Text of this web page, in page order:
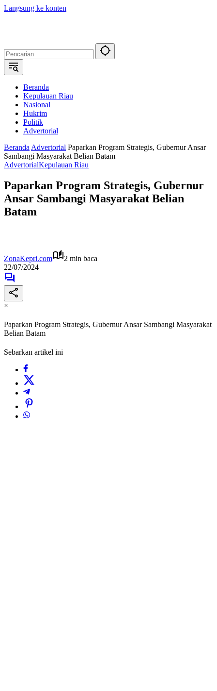
Langsung ke konten
Beranda
Kepulauan Riau
Nasional
Hukrim
Politik
Advertorial
Beranda Advertorial Paparkan Program Strategis, Gubernur Ansar
Sambangi Masyarakat Belian Batam
AdvertorialKepulauan Riau
Paparkan Program Strategis, Gubernur
Ansar Sambangi Masyarakat Belian
Batam
ZonaKepri.com
2 min baca
22/07/2024
×
Paparkan Program Strategis, Gubernur Ansar Sambangi Masyarakat
Belian Batam
Sebarkan artikel ini